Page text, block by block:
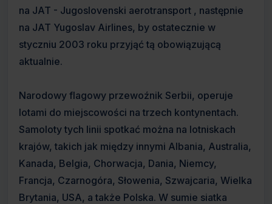
na JAT - Jugoslovenski aerotransport , następnie
na JAT Yugoslav Airlines, by ostatecznie w
styczniu 2003 roku przyjąć tą obowiązującą
aktualnie.
Narodowy flagowy przewoźnik Serbii, operuje
lotami do miejscowości na trzech kontynentach.
Samoloty tych linii spotkać można na lotniskach
krajów, takich jak między innymi Albania, Australia,
Kanada, Belgia, Chorwacja, Dania, Niemcy,
Francja, Czarnogóra, Słowenia, Szwajcaria, Wielka
Brytania, USA, a także Polska. W sumie siatka